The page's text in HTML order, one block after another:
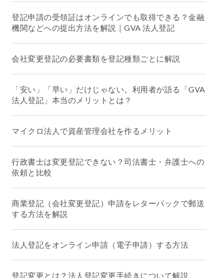
登記申請の受領証はオンラインでも取得できる？金融
機関などへの提出方法を解説｜GVA 法人登記
会社変更登記の必要書類を登記種類ごとに解説
「安い」「早い」だけじゃない。利用者が語る「GVA
法人登記」本当のメリットとは？
マイクロ法人で資産管理会社を作るメリット
行政書士は変更登記できない？司法書士・弁護士への
依頼と比較
商業登記（会社変更登記）申請をレターパックで郵送
する方法を解説
法人登記をオンライン申請（電子申請）する方法
登記変更とは？法人登記変更手続きについて解説